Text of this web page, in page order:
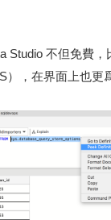
Studio 不但免費
），在界面上也更